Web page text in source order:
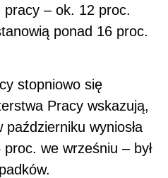
– ok. 12 proc.
ponad 16 proc.
stopniowo się
Pracy wskazują,
wyniosła
we wrześniu – był